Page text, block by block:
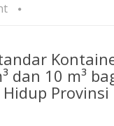
dan 10 m³
Provinsi